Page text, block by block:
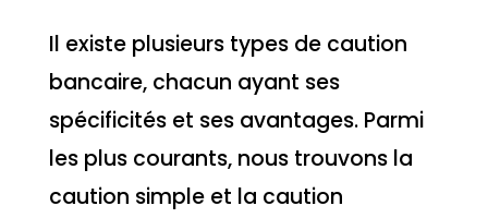
Il existe plusieurs types de caution
bancaire, chacun ayant ses
spécificités et ses avantages. Parmi
les plus courants, nous trouvons la
caution simple et la caution